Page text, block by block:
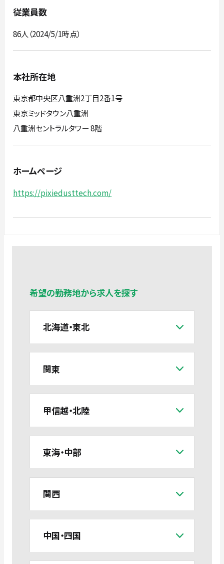
従業員数
86人（2024/5/1時点）
本社所在地
東京都中央区八重洲2丁目2番1号
東京ミッドタウン八重洲
八重洲セントラルタワー 8階
ホームページ
https://pixiedusttech.com/
希望の勤務地から求人を探す
北海道・東北
関東
甲信越・北陸
東海・中部
関西
中国・四国